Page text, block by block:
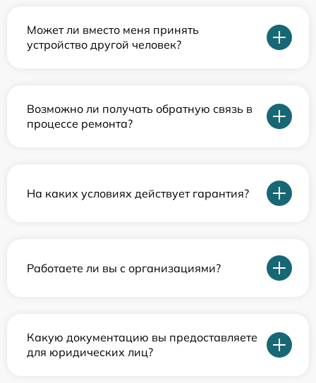
Может ли вместо меня принять
устройство другой человек?
Возможно ли получать обратную связь в
процессе ремонта?
На каких условиях действует гарантия?
Работаете ли вы с организациями?
Какую документацию вы предоставляете
для юридических лиц?